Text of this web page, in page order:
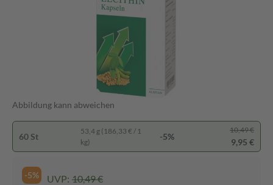
Abbildung kann abweichen
60 St
53,4 g (186,33 € / 1
kg)
-5%
10,49 €
9,95 €
-5% UVP: 10,49 €